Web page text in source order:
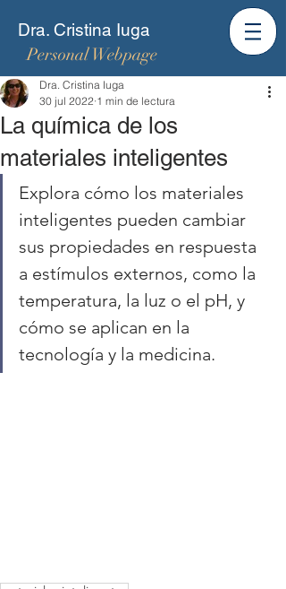
Dra. Cristina Iuga
Personal Webpage
La química de los
materiales inteligentes
Dra. Cristina Iuga
30 jul 2022 1 min de lectura
Explora cómo los materiales
inteligentes pueden cambiar
sus propiedades en respuesta
a estímulos externos, como la
temperatura, la luz o el pH, y
cómo se aplican en la
tecnología y la medicina.